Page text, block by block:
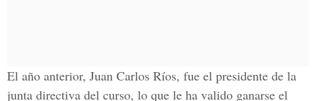
El año anterior, Juan Carlos Ríos, fue el presidente de la
junta directiva del curso, lo que le ha valido ganarse el